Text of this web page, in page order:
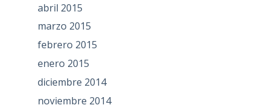
abril 2015
marzo 2015
febrero 2015
enero 2015
diciembre 2014
noviembre 2014